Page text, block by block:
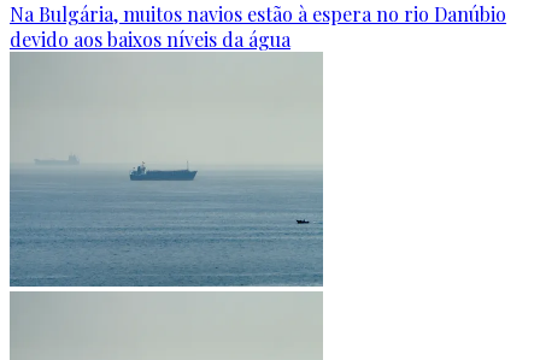
Na Bulgária, muitos navios estão à espera no rio Danúbio
devido aos baixos níveis da água